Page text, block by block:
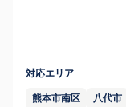
対応エリア
熊本市南区 八代市